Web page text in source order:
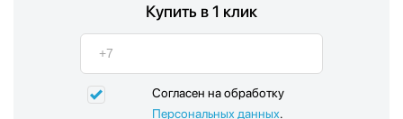
Купить в 1 клик
Согласен на обработку
Персональных данных.